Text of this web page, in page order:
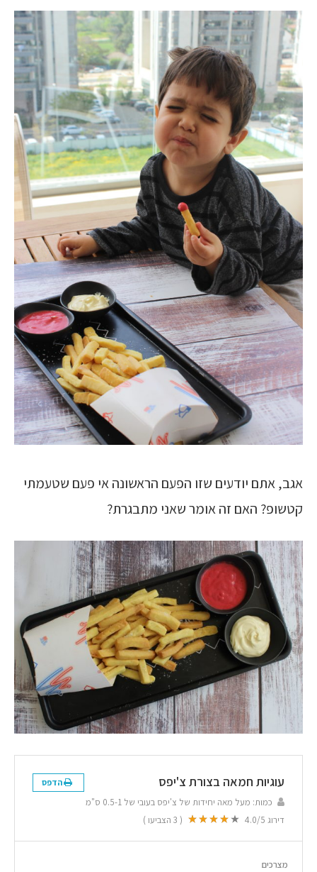
אגב, אתם יודעים שזו הפעם הראשונה אי פעם שטעמתי
קטשופ? האם זה אומר שאני מתבגרת?
עוגיות חמאה בצורת צ'יפס הדפס
כמות: מעל מאה יחידות של צ'יפס בעובי של 0.5-1 ס"מ
דירוג
4.0/5
(
3 הצביעו )
מצרכים